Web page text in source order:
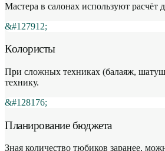
Мастера в салонах используют расчёт
&#127912;
Колористы
При сложных техниках (балаяж, шатуш,
технику.
&#128176;
Планирование бюджета
Зная количество тюбиков заранее,